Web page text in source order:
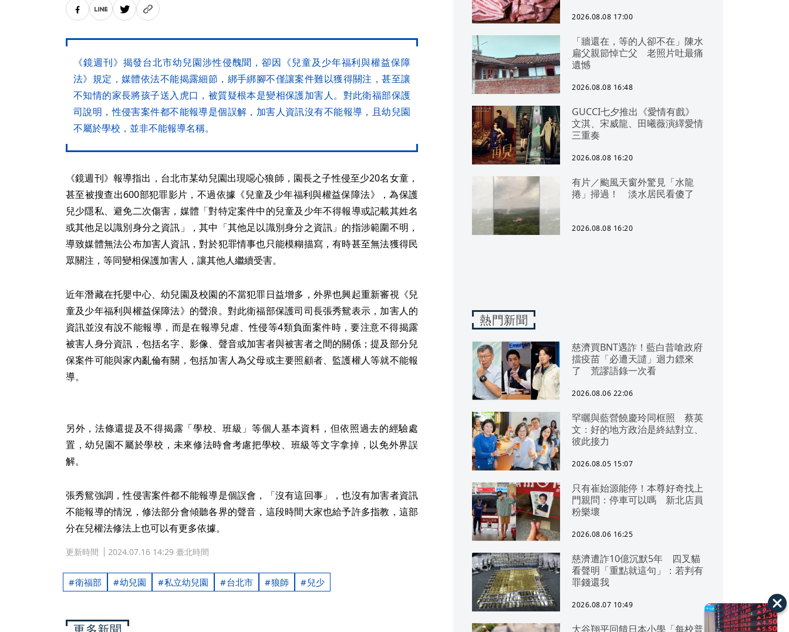
《鏡週刊》揭發台北市幼兒園涉性侵醜聞，卻因《兒童及少年福利與權益保障
法》規定，媒體依法不能揭露細節，綁手綁腳不僅讓案件難以獲得關注，甚至讓
不知情的家長將孩子送入虎口，被質疑根本是變相保護加害人。對此衛福部保護
司說明，性侵害案件都不能報導是個誤解，加害人資訊沒有不能報導，且幼兒園
不屬於學校，並非不能報導名稱。
《鏡週刊》報導指出，台北市某幼兒園出現噁心狼師，園長之子性侵至少20名女童，
甚至被搜查出600部犯罪影片，不過依據《兒童及少年福利與權益保障法》，為保護
兒少隱私、避免二次傷害，媒體「對特定案件中的兒童及少年不得報導或記載其姓名
或其他足以識別身分之資訊」，其中「其他足以識別身分之資訊」的指涉範圍不明，
導致媒體無法公布加害人資訊，對於犯罪情事也只能模糊描寫，有時甚至無法獲得民
眾關注，等同變相保護加害人，讓其他人繼續受害。
近年潛藏在托嬰中心、幼兒園及校園的不當犯罪日益增多，外界也興起重新審視《兒
童及少年福利與權益保障法》的聲浪。對此衛福部保護司司長張秀鴛表示，加害人的
資訊並沒有說不能報導，而是在報導兒虐、性侵等4類負面案件時，要注意不得揭露
被害人身分資訊，包括名字、影像、聲音或加害者與被害者之間的關係；提及部分兒
保案件可能與家內亂倫有關，包括加害人為父母或主要照顧者、監護權人等就不能報
導。
另外，法條還提及不得揭露「學校、班級」等個人基本資料，但依照過去的經驗處
置，幼兒園不屬於學校，未來修法時會考慮把學校、班級等文字拿掉，以免外界誤
解。
張秀鴛強調，性侵害案件都不能報導是個誤會，「沒有這回事」，也沒有加害者資訊
不能報導的情況，修法部分會傾聽各界的聲音，這段時間大家也給予許多指教，這部
分在兒權法修法上也可以有更多依據。
更新時間 2024.07.16 14:29 臺北時間
衛福部 幼兒園 私立幼兒園 台北市 狼師 兒少
2026.08.08 17:00
「牆還在，等的人卻不在」陳水
扁父親節悼亡父 老照片吐最痛
遺憾
2026.08.08 16:48
GUCCI七夕推出《愛情有戲》
文淇、宋威龍、田曦薇演繹愛情
三重奏
2026.08.08 16:20
有片／颱風天窗外驚見「水龍
捲」掃過！ 淡水居民看傻了
2026.08.08 16:20
熱門新聞
慈濟買BNT遇詐！藍白昔嗆政府
擋疫苗「必遭天譴」迴力鏢來
了 荒謬語錄一次看
2026.08.06 22:06
罕曬與藍營饒慶玲同框照 蔡英
文：好的地方政治是終結對立、
彼此接力
2026.08.05 15:07
只有崔始源能停！本尊好奇找上
門親問：停車可以嗎 新北店員
粉樂壞
2026.08.06 16:25
慈濟遭詐10億沉默5年 四叉貓
看聲明「重點就這句」：若判有
罪錢還我
2026.08.07 10:49
大谷翔平回饋日本小學「每校普